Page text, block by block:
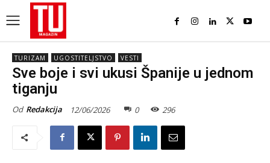
TURIZAM UGOSTITELJSTVO VESTI
Sve boje i svi ukusi Španije u jednom
tiganju
Od Redakcija 12/06/2026 0 296